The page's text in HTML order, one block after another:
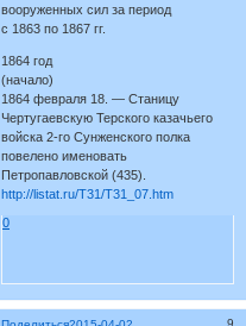
вооруженных сил за период
с 1863 по 1867 гг.
1864 год
(начало)
1864 февраля 18. — Станицу
Чертугаевскую Терского казачьего
войска 2-го Сунженского полка
повелено именовать
Петропавловской (435).
http://listat.ru/T31/T31_07.htm
0
9